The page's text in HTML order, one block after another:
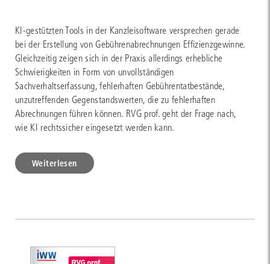
KI-gestützten Tools in der Kanzleisoftware versprechen gerade
bei der Erstellung von Gebührenabrechnungen Effizienzgewinne.
Gleichzeitig zeigen sich in der Praxis allerdings erhebliche
Schwierigkeiten in Form von unvollständigen
Sachverhaltserfassung, fehlerhaften Gebührentatbestände,
unzutreffenden Gegenstandswerten, die zu fehlerhaften
Abrechnungen führen können. RVG prof. geht der Frage nach,
wie KI rechtssicher eingesetzt werden kann.
Weiterlesen